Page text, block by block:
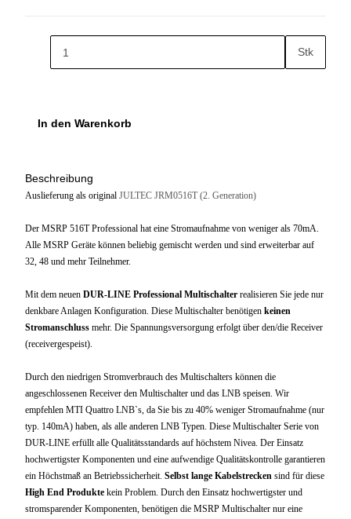
Stk
In den Warenkorb
Beschreibung
Auslieferung als original JULTEC JRM0516T (2. Generation)
Der MSRP 516T Professional hat eine Stromaufnahme von weniger als 70mA.
Alle MSRP Geräte können beliebig gemischt werden und sind erweiterbar auf
32, 48 und mehr Teilnehmer.
Mit dem neuen DUR-LINE Professional Multischalter realisieren Sie jede nur
denkbare Anlagen Konfiguration. Diese Multischalter benötigen keinen
Stromanschluss mehr. Die Spannungsversorgung erfolgt über den/die Receiver
(receivergespeist).
Durch den niedrigen Stromverbrauch des Multischalters können die
angeschlossenen Receiver den Multischalter und das LNB speisen. Wir
empfehlen MTI Quattro LNB`s, da Sie bis zu 40% weniger Stromaufnahme (nur
typ. 140mA) haben, als alle anderen LNB Typen. Diese Multischalter Serie von
DUR-LINE erfüllt alle Qualitätsstandards auf höchstem Nivea. Der Einsatz
hochwertigster Komponenten und eine aufwendige Qualitätskontrolle garantieren
ein Höchstmaß an Betriebssicherheit. Selbst lange Kabelstrecken sind für diese
High End Produkte kein Problem. Durch den Einsatz hochwertigster und
stromsparender Komponenten, benötigen die MSRP Multischalter nur eine